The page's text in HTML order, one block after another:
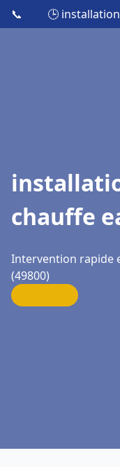
📞 🕒
chauffe
Intervention rapide
(49800)